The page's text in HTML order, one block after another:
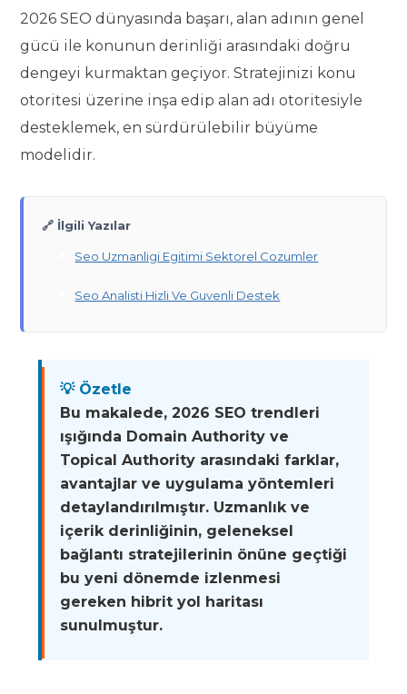
2026 SEO dünyasında başarı, alan adının genel
gücü ile konunun derinliği arasındaki doğru
dengeyi kurmaktan geçiyor. Stratejinizi konu
otoritesi üzerine inşa edip alan adı otoritesiyle
desteklemek, en sürdürülebilir büyüme
modelidir.
🔗 İlgili Yazılar
Seo Uzmanligi Egitimi Sektorel Cozumler
Seo Analisti Hizli Ve Guvenli Destek
💡 Özetle
Bu makalede, 2026 SEO trendleri
ışığında Domain Authority ve
Topical Authority arasındaki farklar,
avantajlar ve uygulama yöntemleri
detaylandırılmıştır. Uzmanlık ve
içerik derinliğinin, geleneksel
bağlantı stratejilerinin önüne geçtiği
bu yeni dönemde izlenmesi
gereken hibrit yol haritası
sunulmuştur.